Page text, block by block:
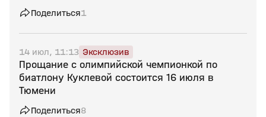
Поделиться1
14 июл, 11:13 Эксклюзив
Прощание с олимпийской чемпионкой по
биатлону Куклевой состоится 16 июля в
Тюмени
Поделиться8